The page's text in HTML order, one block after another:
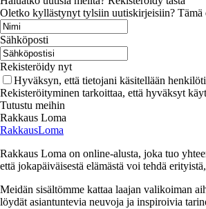
Oletko kyllästynyt tylsiin uutiskirjeisiin? Tämä
Sähköposti
Rekisteröidy nyt
Hyväksyn, että tietojani käsitellään
Rekisteröityminen tarkoittaa, että hyväksyt
Tutustu meihin
Rakkaus Loma
RakkausLoma
Rakkaus Loma on online-alusta, joka tuo
että jokapäiväisestä elämästä voi tehdä
Meidän sisältömme kattaa laajan valikoiman
löydät asiantuntevia neuvoja ja inspiroivia